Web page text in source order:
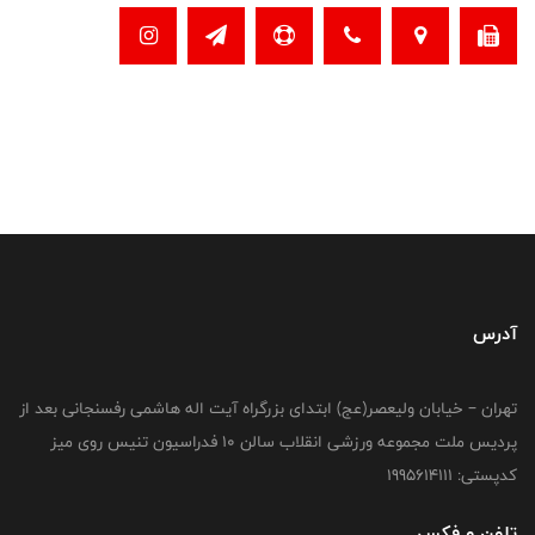
آدرس
تهران – خیابان ولیعصر(عج) ابتدای بزرگراه آیت اله هاشمی رفسنجانی بعد از
پردیس ملت مجموعه ورزشی انقلاب سالن 10 فدراسیون تنیس روی میز
کدپستی: 1995614111